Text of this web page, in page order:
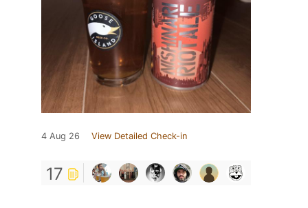
4 Aug 26 View Detailed Check-in
17